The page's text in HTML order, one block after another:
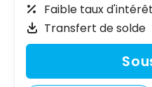
Faible taux d'intérêt
Transfert de solde